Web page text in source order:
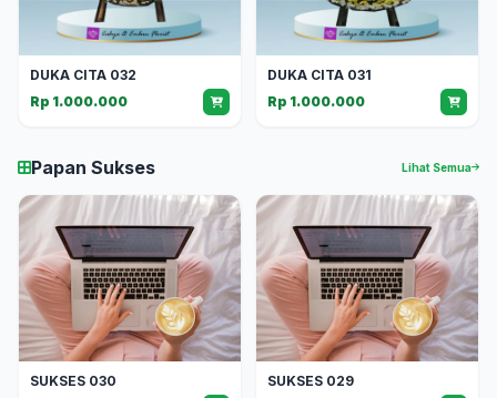
DUKA CITA 032
Rp 1.000.000
DUKA CITA 031
Rp 1.000.000
Papan Sukses Lihat Semua
SUKSES 030
SUKSES 029